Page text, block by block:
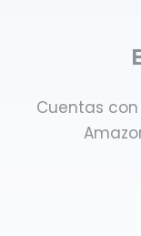
Cuentas